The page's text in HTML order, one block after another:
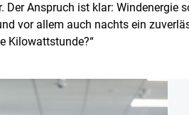
Anspruch ist klar: Windenergie
vor allem auch nachts ein
Kilowattstunde?“